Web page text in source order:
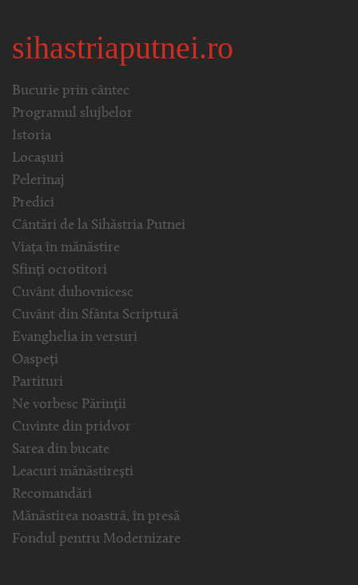
sihastriaputnei.ro
Bucurie prin cântec
Programul slujbelor
Istoria
Locașuri
Pelerinaj
Predici
Cântări de la Sihăstria Putnei
Viața în mănăstire
Sfinți ocrotitori
Cuvânt duhovnicesc
Cuvânt din Sfânta Scriptură
Evanghelia in versuri
Oaspeți
Partituri
Ne vorbesc Părinții
Cuvinte din pridvor
Sarea din bucate
Leacuri mănăstirești
Recomandări
Mănăstirea noastră, în presă
Fondul pentru Modernizare